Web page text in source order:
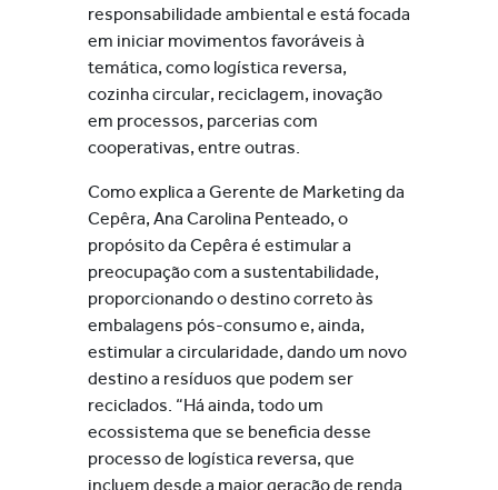
responsabilidade ambiental e está focada
em iniciar movimentos favoráveis à
temática, como logística reversa,
cozinha circular, reciclagem, inovação
em processos, parcerias com
cooperativas, entre outras.
Como explica a Gerente de Marketing da
Cepêra, Ana Carolina Penteado, o
propósito da Cepêra é estimular a
preocupação com a sustentabilidade,
proporcionando o destino correto às
embalagens pós-consumo e, ainda,
estimular a circularidade, dando um novo
destino a resíduos que podem ser
reciclados. “Há ainda, todo um
ecossistema que se beneficia desse
processo de logística reversa, que
incluem desde a maior geração de renda